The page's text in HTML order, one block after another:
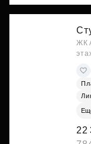
ЖК
22